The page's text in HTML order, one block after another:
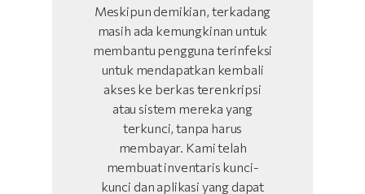
Meskipun demikian, terkadang
masih ada kemungkinan untuk
membantu pengguna terinfeksi
untuk mendapatkan kembali
akses ke berkas terenkripsi
atau sistem mereka yang
terkunci, tanpa harus
membayar. Kami telah
membuat inventaris kunci-
kunci dan aplikasi yang dapat